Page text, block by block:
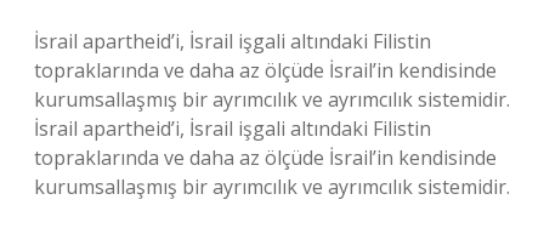
İsrail apartheid’i, İsrail işgali altındaki Filistin
topraklarında ve daha az ölçüde İsrail’in kendisinde
kurumsallaşmış bir ayrımcılık ve ayrımcılık sistemidir.
İsrail apartheid’i, İsrail işgali altındaki Filistin
topraklarında ve daha az ölçüde İsrail’in kendisinde
kurumsallaşmış bir ayrımcılık ve ayrımcılık sistemidir.